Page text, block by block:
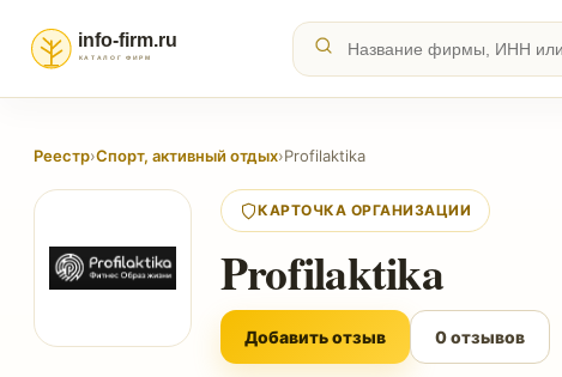
Реестр›Спорт, активный отдых›Profilaktika
КАРТОЧКА ОРГАНИЗАЦИИ
Profilaktika
Добавить отзыв 0 отзывов